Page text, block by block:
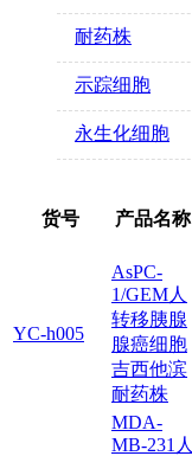
耐药株
示踪细胞
永生化细胞
货号 产品名称
YC-h005
AsPC-
1/GEM人
转移胰腺
腺癌细胞
吉西他滨
耐药株
MDA-
MB-231人